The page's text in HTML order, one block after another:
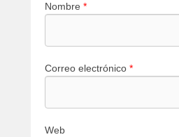
Nombre *
Correo electrónico *
Web